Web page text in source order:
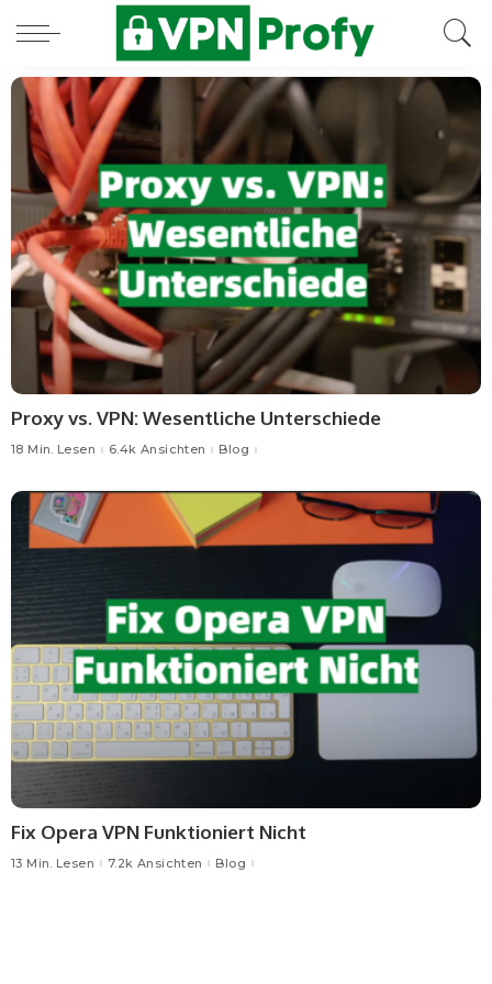
Proxy vs. VPN: Wesentliche Unterschiede
18 Min. Lesen 6.4k Ansichten Blog
Fix Opera VPN Funktioniert Nicht
13 Min. Lesen 7.2k Ansichten Blog